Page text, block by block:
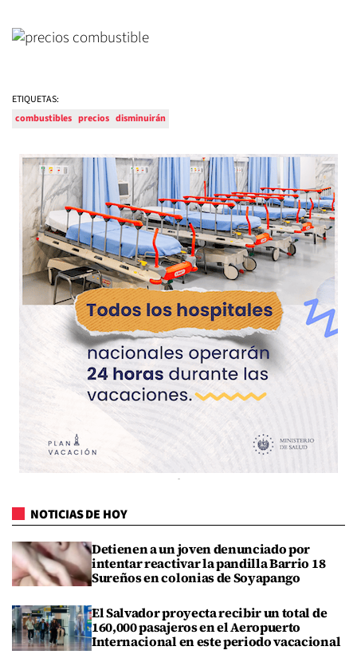
ETIQUETAS:
combustibles precios disminuirán
NOTICIAS DE HOY
Detienen a un joven denunciado por
intentar reactivar la pandilla Barrio 18
Sureños en colonias de Soyapango
El Salvador proyecta recibir un total de
160,000 pasajeros en el Aeropuerto
Internacional en este periodo vacacional